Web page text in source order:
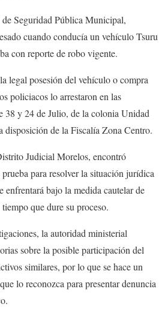
Seguridad Pública Municipal,
cuando conducía un vehículo Tsuru
con reporte de robo vigente.
legal posesión del vehículo o compra
policiacos lo arrestaron en las
38 y 24 de Julio, de la colonia Unidad
disposición de la Fiscalía Zona Centro.
Judicial Morelos, encontró
para resolver la situación jurídica
enfrentará bajo la medida cautelar de
que dure su proceso.
la autoridad ministerial
sobre la posible participación del
similares, por lo que se hace un
lo reconozca para presentar denuncia